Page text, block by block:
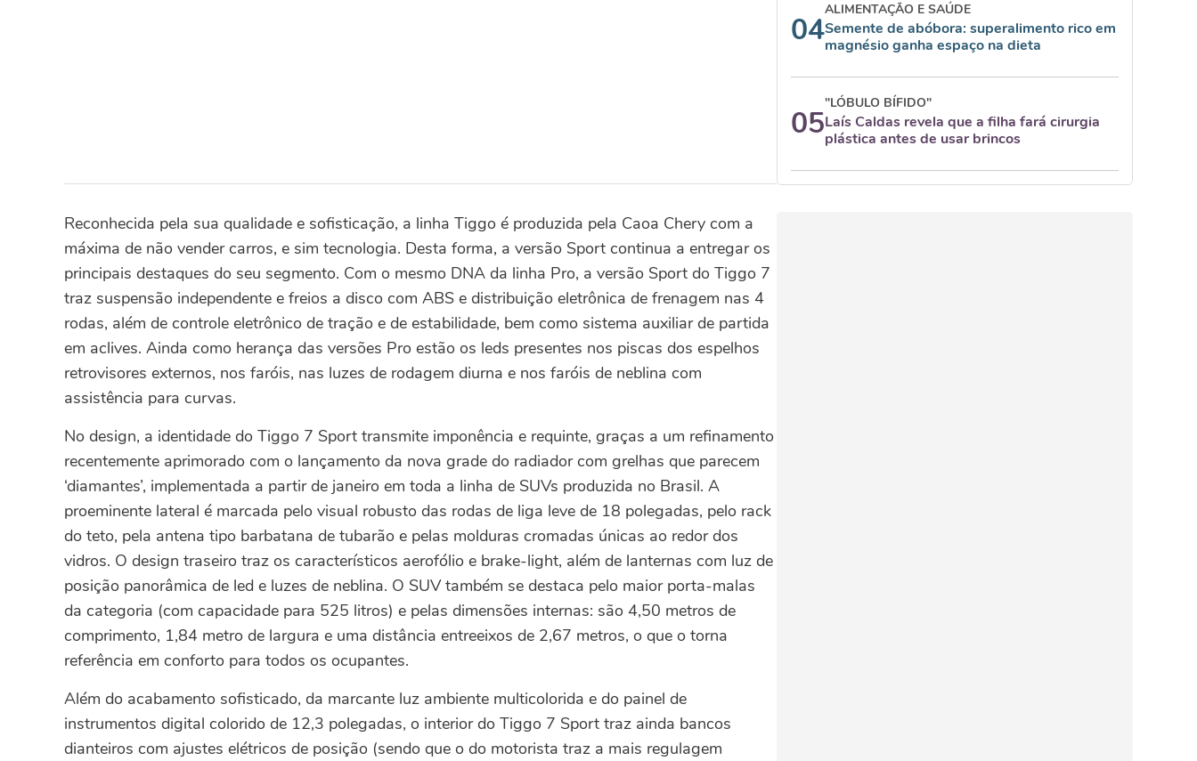
Reconhecida pela sua qualidade e sofisticação, a linha Tiggo é produzida pela Caoa Chery com a
máxima de não vender carros, e sim tecnologia. Desta forma, a versão Sport continua a entregar os
principais destaques do seu segmento. Com o mesmo DNA da linha Pro, a versão Sport do Tiggo 7
traz suspensão independente e freios a disco com ABS e distribuição eletrônica de frenagem nas 4
rodas, além de controle eletrônico de tração e de estabilidade, bem como sistema auxiliar de partida
em aclives. Ainda como herança das versões Pro estão os leds presentes nos piscas dos espelhos
retrovisores externos, nos faróis, nas luzes de rodagem diurna e nos faróis de neblina com
assistência para curvas.
No design, a identidade do Tiggo 7 Sport transmite imponência e requinte, graças a um refinamento
recentemente aprimorado com o lançamento da nova grade do radiador com grelhas que parecem
‘diamantes’, implementada a partir de janeiro em toda a linha de SUVs produzida no Brasil. A
proeminente lateral é marcada pelo visual robusto das rodas de liga leve de 18 polegadas, pelo rack
do teto, pela antena tipo barbatana de tubarão e pelas molduras cromadas únicas ao redor dos
vidros. O design traseiro traz os característicos aerofólio e brake-light, além de lanternas com luz de
posição panorâmica de led e luzes de neblina. O SUV também se destaca pelo maior porta-malas
da categoria (com capacidade para 525 litros) e pelas dimensões internas: são 4,50 metros de
comprimento, 1,84 metro de largura e uma distância entreeixos de 2,67 metros, o que o torna
referência em conforto para todos os ocupantes.
Além do acabamento sofisticado, da marcante luz ambiente multicolorida e do painel de
instrumentos digital colorido de 12,3 polegadas, o interior do Tiggo 7 Sport traz ainda bancos
dianteiros com ajustes elétricos de posição (sendo que o do motorista traz a mais regulagem
04
ALIMENTAÇÃO E SAÚDE
Semente de abóbora: superalimento rico em
magnésio ganha espaço na dieta
05
"LÓBULO BÍFIDO"
Laís Caldas revela que a filha fará cirurgia
plástica antes de usar brincos